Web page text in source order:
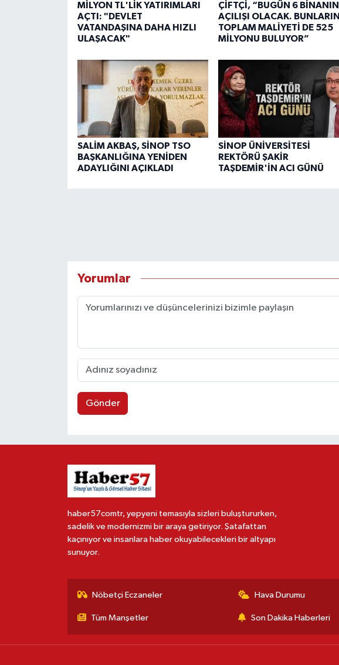
MİLYON TL'LİK YATIRIMLARI
AÇTI: "DEVLET
VATANDAŞINA DAHA HIZLI
ULAŞACAK"
ÇİFTÇİ, “BUGÜN 6 BİNANIN
AÇILIŞI OLACAK. BUNLARIN
TOPLAM MALİYETİ DE 525
MİLYONU BULUYOR”
SALİM AKBAŞ, SİNOP TSO
BAŞKANLIĞINA YENİDEN
ADAYLIĞINI AÇIKLADI
SİNOP ÜNİVERSİTESİ
REKTÖRÜ ŞAKİR
TAŞDEMİR'İN ACI GÜNÜ
Yorumlar
Gönder
haber57comtr, yepyeni temasıyla sizleri buluştururken,
sadelik ve modernizmi bir araya getiriyor. Şatafattan
kaçınıyor ve insanlara haber okuyabilecekleri bir altyapı
sunuyor.
Nöbetçi Eczaneler Hava Durumu
Tüm Manşetler Son Dakika Haberleri